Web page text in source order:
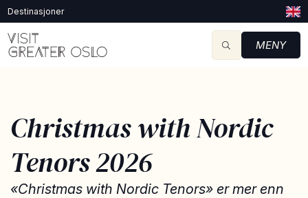
Destinasjoner
MENY
Christmas with Nordic
Tenors 2026
«Christmas with Nordic Tenors» er mer enn